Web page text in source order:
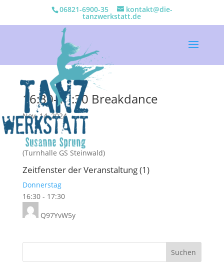
06821-6900-35 kontakt@die-
tanzwerkstatt.de
16:30-17:30 Breakdance
Nov. 14, 2024
(Turnhalle GS Steinwald)
Zeitfenster der Veranstaltung (1)
Donnerstag
16:30- 17:30
Q97YvW5y